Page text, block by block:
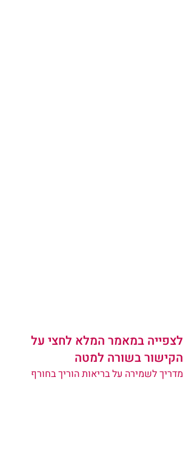
לצפייה במאמר המלא לחצי על
הקישור בשורה למטה
מדריך לשמירה על בריאות הוריך בחורף